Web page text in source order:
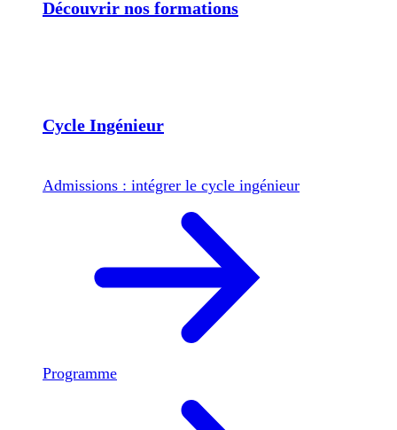
Découvrir nos formations
Cycle Ingénieur
Admissions : intégrer le cycle ingénieur
Programme